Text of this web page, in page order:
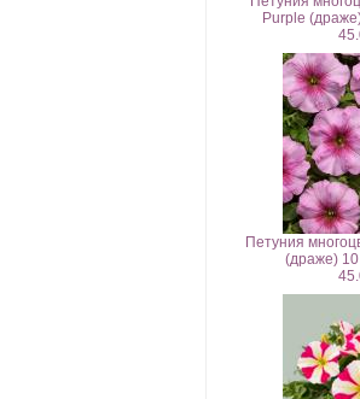
Purple
Петуния
(драже)